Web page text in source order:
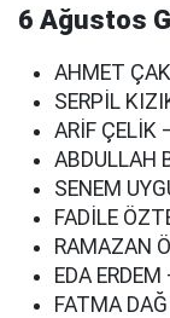
6 Ağustos
AHMET
SERPİL
ARİF ÇELİK
ABDULLAH
SENEM
FADİLE
RAMAZAN
EDA ERDEM
FATMA